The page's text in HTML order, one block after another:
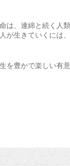
、連綿と続く人
生きていくには
豊かで楽しい有